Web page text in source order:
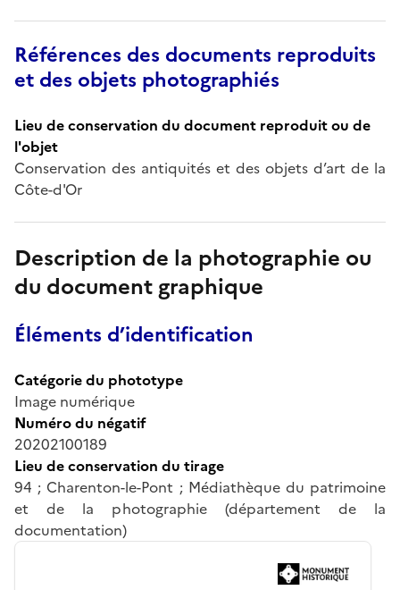
Références des documents reproduits
et des objets photographiés
Lieu de conservation du document reproduit ou de
l'objet
Conservation des antiquités et des objets d’art de la
Côte-d'Or
Description de la photographie ou
du document graphique
Éléments d’identification
Catégorie du phototype
Image numérique
Numéro du négatif
20202100189
Lieu de conservation du tirage
94 ; Charenton-le-Pont ; Médiathèque du patrimoine
et de la photographie (département de la
documentation)